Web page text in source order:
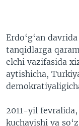
Erdo‘g‘an
tanqidlarga
elchi vazifasida
aytishicha,
2011-yil
kuchayishi va